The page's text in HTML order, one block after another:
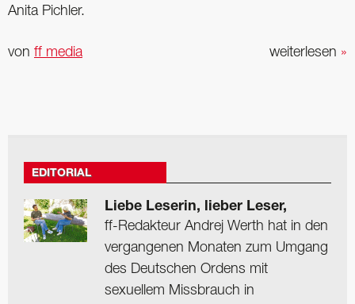
Anita Pichler.
weiterlesen »
von ff media
EDITORIAL
Liebe Leserin, lieber Leser,
ff-Redakteur Andrej Werth hat in den
vergangenen Monaten zum Umgang
des Deutschen Ordens mit
sexuellem Missbrauch in